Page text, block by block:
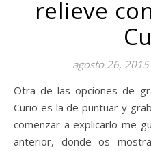
relieve
agosto 26, 2015
Otra de las opciones de grabado que nos da Silhouette
Curio es la de puntuar y
comenzar a explicarlo me
anterior, donde os